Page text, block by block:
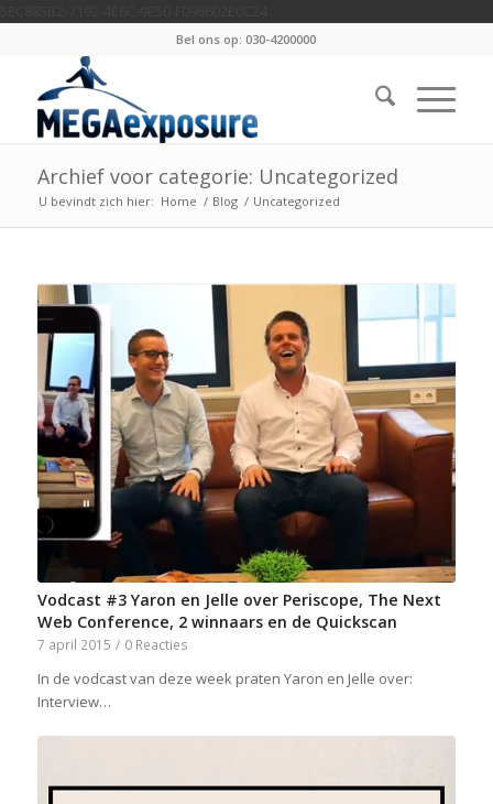
Bel ons op: 030-4200000
Archief voor categorie: Uncategorized
U bevindt zich hier: Home / Blog / Uncategorized
Vodcast #3 Yaron en Jelle over Periscope, The Next
Web Conference, 2 winnaars en de Quickscan
7 april 2015 / 0 Reacties
In de vodcast van deze week praten Yaron en Jelle over:
Interview…